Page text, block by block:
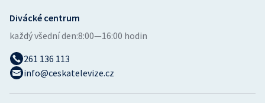
Divácké centrum
každý všední den:8:00—16:00 hodin
261 136 113
info@ceskatelevize.cz